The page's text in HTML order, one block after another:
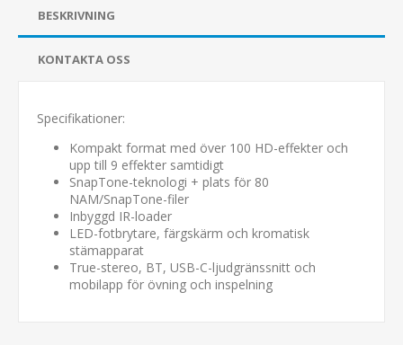
BESKRIVNING
KONTAKTA OSS
Specifikationer:
Kompakt format med över 100 HD-effekter och
upp till 9 effekter samtidigt
SnapTone-teknologi + plats för 80
NAM/SnapTone-filer
Inbyggd IR-loader
LED-fotbrytare, färgskärm och kromatisk
stämapparat
True-stereo, BT, USB-C-ljudgränssnitt och
mobilapp för övning och inspelning